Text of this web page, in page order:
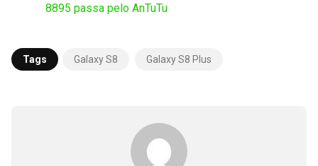
8895 passa pelo AnTuTu
Tags Galaxy S8 Galaxy S8 Plus